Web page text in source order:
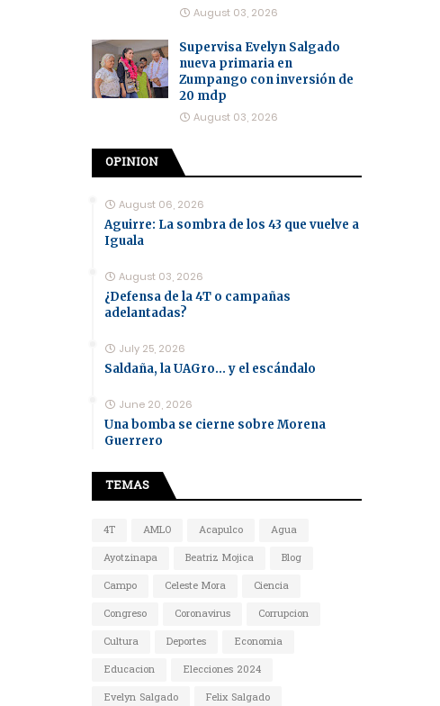
August 03, 2026
Supervisa Evelyn Salgado
nueva primaria en
Zumpango con inversión de
20 mdp
August 03, 2026
OPINION
August 06, 2026
Aguirre: La sombra de los 43 que vuelve a
Iguala
August 03, 2026
¿Defensa de la 4T o campañas
adelantadas?
July 25, 2026
Saldaña, la UAGro... y el escándalo
June 20, 2026
Una bomba se cierne sobre Morena
Guerrero
TEMAS
4T AMLO Acapulco
Agua
Ayotzinapa
Beatriz Mojica
Blog
Campo
Celeste Mora
Ciencia
Congreso
Coronavirus
Corrupcion
Cultura
Deportes
Economia
Educacion
Elecciones 2024
Evelyn Salgado
Felix Salgado